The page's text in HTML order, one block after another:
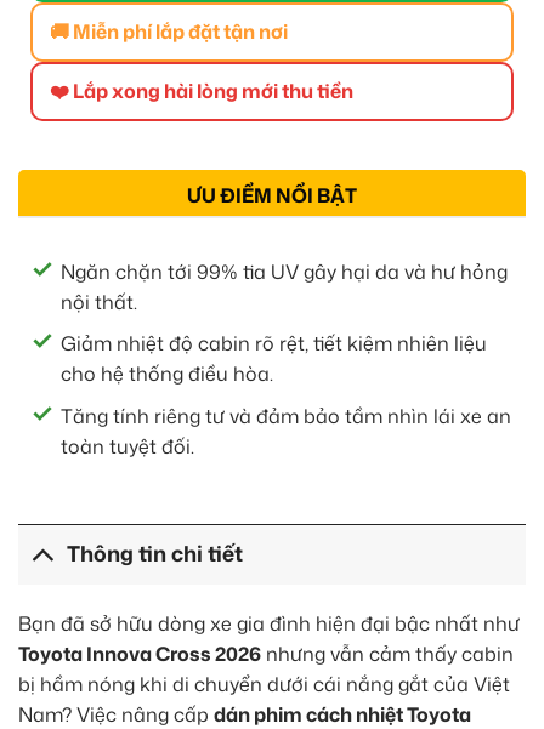
🚚 Miễn phí lắp đặt tận nơi
❤️ Lắp xong hài lòng mới thu tiền
ƯU ĐIỂM NỔI BẬT
Ngăn chặn tới 99% tia UV gây hại da và hư hỏng
nội thất.
Giảm nhiệt độ cabin rõ rệt, tiết kiệm nhiên liệu
cho hệ thống điều hòa.
Tăng tính riêng tư và đảm bảo tầm nhìn lái xe an
toàn tuyệt đối.
Thông tin chi tiết
Bạn đã sở hữu dòng xe gia đình hiện đại bậc nhất như
Toyota Innova Cross 2026 nhưng vẫn cảm thấy cabin
bị hầm nóng khi di chuyển dưới cái nắng gắt của Việt
Nam? Việc nâng cấp dán phim cách nhiệt Toyota